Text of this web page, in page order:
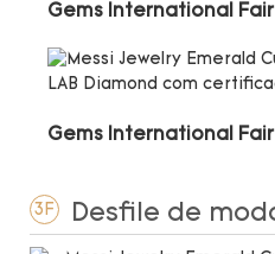
Gems International
Gems International
3F Desfile de